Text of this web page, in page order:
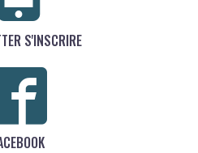
S'INSCRIRE